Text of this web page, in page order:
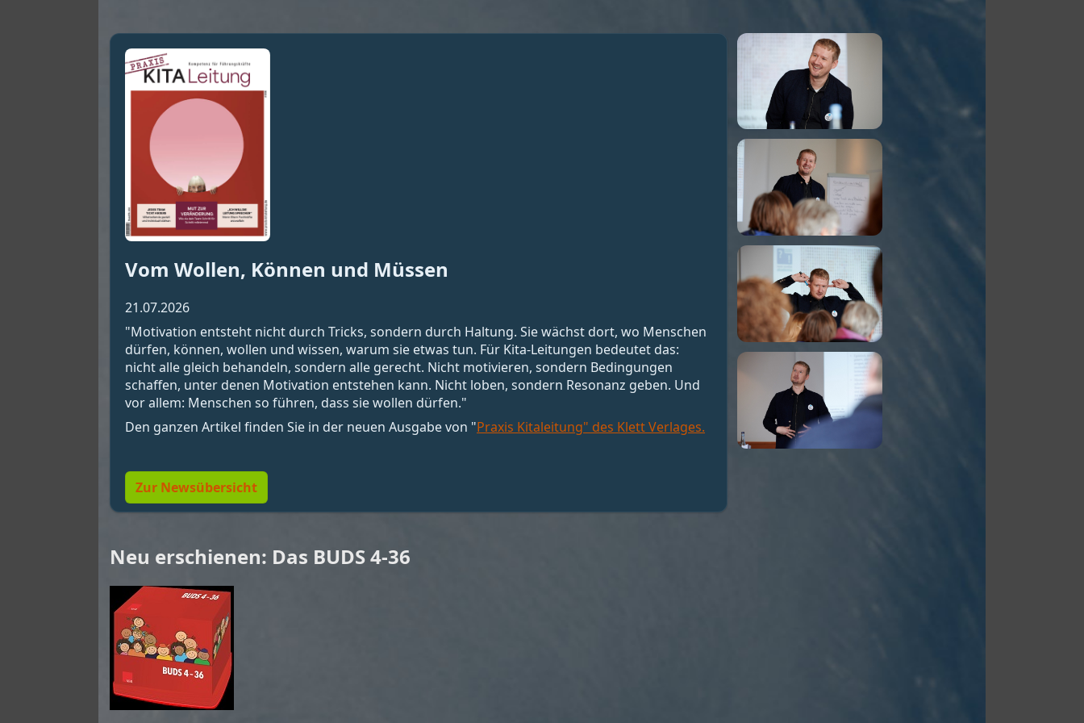
Vom Wollen, Können und Müssen
21.07.2026
"Motivation entsteht nicht durch Tricks, sondern durch Haltung. Sie wächst dort, wo Menschen
dürfen, können, wollen und wissen, warum sie etwas tun. Für Kita-Leitungen bedeutet das:
nicht alle gleich behandeln, sondern alle gerecht. Nicht motivieren, sondern Bedingungen
schaffen, unter denen Motivation entstehen kann. Nicht loben, sondern Resonanz geben. Und
vor allem: Menschen so führen, dass sie wollen dürfen."
Den ganzen Artikel finden Sie in der neuen Ausgabe von "Praxis Kitaleitung" des Klett Verlages.
Zur Newsübersicht
Neu erschienen: Das BUDS 4-36